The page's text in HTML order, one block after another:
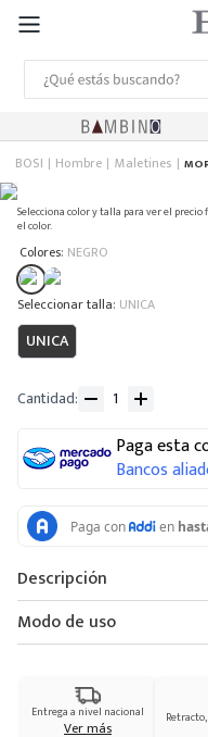
BOSI Hombre Maletines
Selecciona color y talla para ver el
el color.
Colores: NEGRO
: UNICA
UNICA
Cantidad
Paga esta
Bancos
Descripción
Modo de uso
Entrega a nivel nacional
Ver más